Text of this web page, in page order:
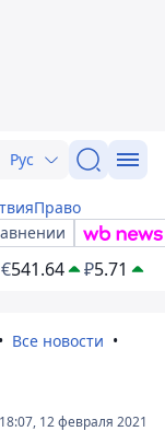
Рус
Право
€541.64 ₽5.71
Все новости
18:07, 12 февраля 2021